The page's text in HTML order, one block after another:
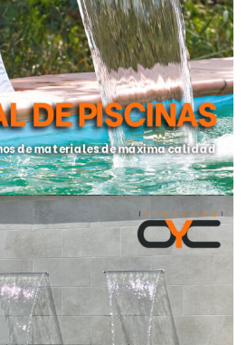
y estás buscando los mejores...